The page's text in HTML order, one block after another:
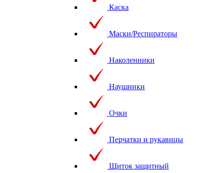
Каска
Маски/Респираторы
Наколенники
Наушники
Очки
Перчатки и рукавицы
Щиток защитный